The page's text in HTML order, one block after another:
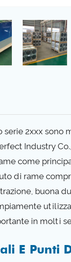
serie 2xxx
Industry
come
di rame
buona
in molti
E Punti